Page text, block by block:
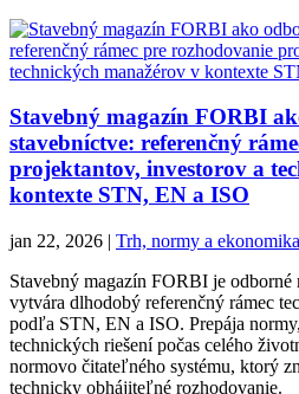
Stavebný magazín FORBI
stavebníctve: referenčný
projektantov, investorov a
kontexte STN, EN a ISO
jan 22, 2026 | Trh, normy a ekonomika
Stavebný magazín FORBI je
vytvára dlhodobý referenčný rámec
podľa STN, EN a ISO. Prepája
technických riešení počas celého
normovo čitateľného systému, ktorý
technicky obhájiteľné rozhodovanie.